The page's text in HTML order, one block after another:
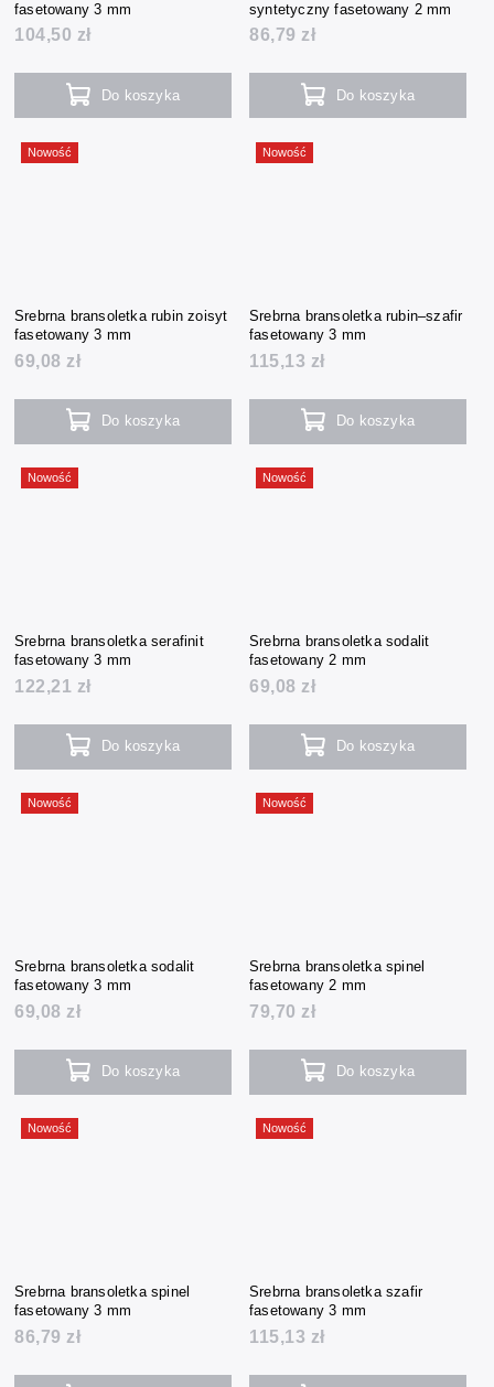
fasetowany 3 mm
104,50 zł
Do koszyka
syntetyczny fasetowany 2 mm
86,79 zł
Do koszyka
Nowość
Srebrna bransoletka rubin zoisyt
fasetowany 3 mm
69,08 zł
Do koszyka
Nowość
Srebrna bransoletka rubin–szafir
fasetowany 3 mm
115,13 zł
Do koszyka
Nowość
Srebrna bransoletka serafinit
fasetowany 3 mm
122,21 zł
Do koszyka
Nowość
Srebrna bransoletka sodalit
fasetowany 2 mm
69,08 zł
Do koszyka
Nowość
Srebrna bransoletka sodalit
fasetowany 3 mm
69,08 zł
Do koszyka
Nowość
Srebrna bransoletka spinel
fasetowany 2 mm
79,70 zł
Do koszyka
Nowość
Srebrna bransoletka spinel
fasetowany 3 mm
86,79 zł
Nowość
Srebrna bransoletka szafir
fasetowany 3 mm
115,13 zł